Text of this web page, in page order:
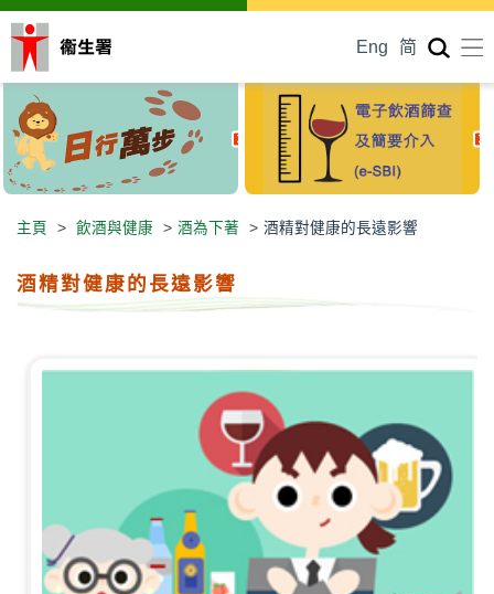
Eng 简
主頁 > 飲酒與健康 > 酒為下著 > 酒精對健康的長遠影響
酒精對健康的長遠影響